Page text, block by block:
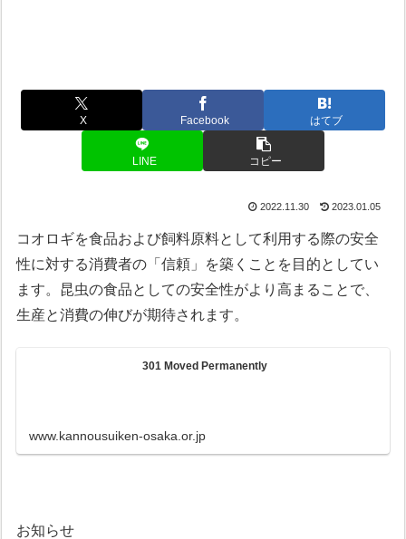
X Facebook はてブ
LINE コピー
2022.11.30 2023.01.05
コオロギを食品および飼料原料として利用する際の安全
性に対する消費者の「信頼」を築くことを目的としてい
ます。昆虫の食品としての安全性がより高まることで、
生産と消費の伸びが期待されます。
301 Moved Permanently
www.kannousuiken-osaka.or.jp
お知らせ